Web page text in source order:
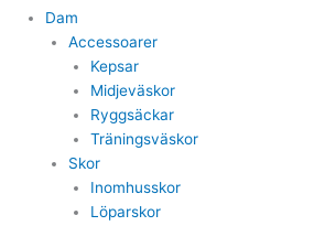
Dam
Accessoarer
Kepsar
Midjeväskor
Ryggsäckar
Träningsväskor
Skor
Inomhusskor
Löparskor